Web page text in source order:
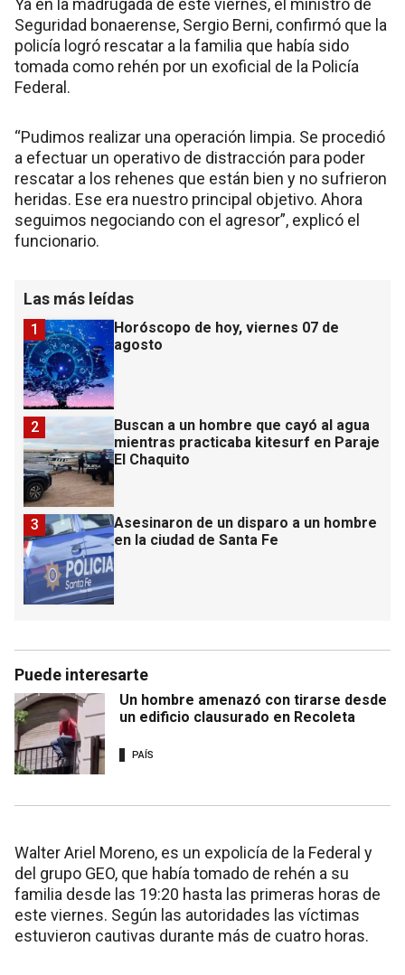
Ya en la madrugada de este viernes, el ministro de
Seguridad bonaerense, Sergio Berni, confirmó que la
policía logró rescatar a la familia que había sido
tomada como rehén por un exoficial de la Policía
Federal.
“Pudimos realizar una operación limpia. Se procedió
a efectuar un operativo de distracción para poder
rescatar a los rehenes que están bien y no sufrieron
heridas. Ese era nuestro principal objetivo. Ahora
seguimos negociando con el agresor”, explicó el
funcionario.
Las más leídas
Horóscopo de hoy, viernes 07 de
agosto
1
Buscan a un hombre que cayó al agua
mientras practicaba kitesurf en Paraje
El Chaquito
2
Asesinaron de un disparo a un hombre
en la ciudad de Santa Fe
3
Puede interesarte
Un hombre amenazó con tirarse desde
un edificio clausurado en Recoleta
PAÍS
Walter Ariel Moreno, es un expolicía de la Federal y
del grupo GEO, que había tomado de rehén a su
familia desde las 19:20 hasta las primeras horas de
este viernes. Según las autoridades las víctimas
estuvieron cautivas durante más de cuatro horas.